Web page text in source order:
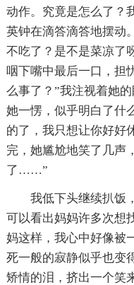
动作。究竟是怎么了？
英钟在滴答滴答地摆动
不吃了？是不是菜凉了
咽下嘴中最后一口，担
么事了？”我注视着她
她一愣，似乎明白了什
的了，我只想让你好
完，她尴尬地笑了几声
了……”
我低下头继续扒饭
可以看出妈妈许多次想
妈这样，我心中好像被
死一般的寂静似乎也变
矫情的泪，挤出一个笑